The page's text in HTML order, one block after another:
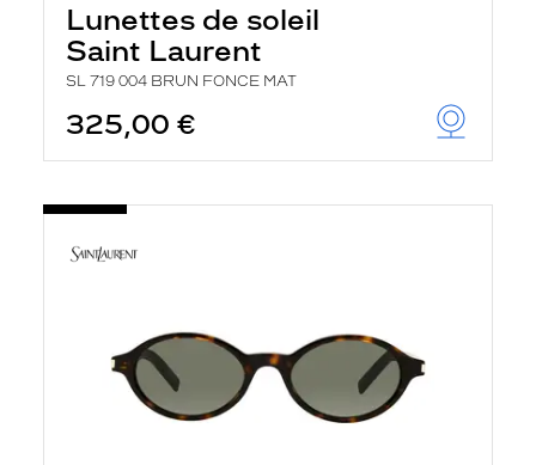
Lunettes de soleil
Saint Laurent
SL 719 004 BRUN FONCE MAT
325,00 €